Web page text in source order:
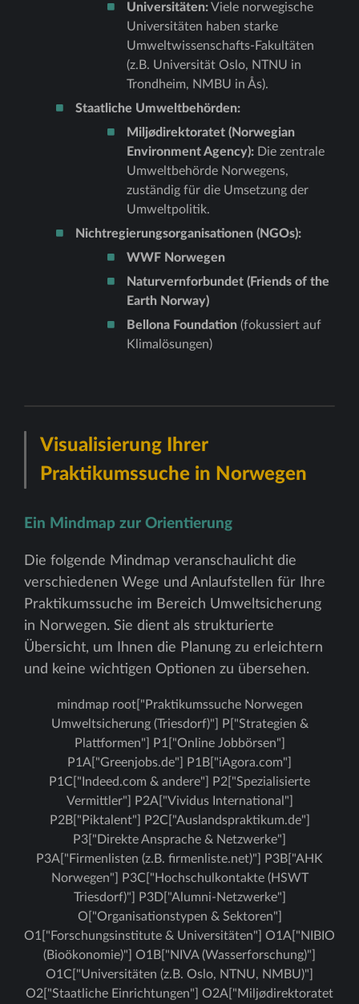
Universitäten:Viele norwegische
Universitäten haben starke
Umweltwissenschafts-Fakultäten
(z.B. Universität Oslo, NTNU in
Trondheim, NMBU in Ås).
Staatliche Umweltbehörden:
Miljødirektoratet (Norwegian
Environment Agency): Die zentrale
Umweltbehörde Norwegens,
zuständig für die Umsetzung der
Umweltpolitik.
Nichtregierungsorganisationen (NGOs):
WWF Norwegen
Naturvernforbundet (Friends of the
Earth Norway)
Bellona Foundation (fokussiert auf
Klimalösungen)
Visualisierung Ihrer
Praktikumssuche in Norwegen
Ein Mindmap zur Orientierung
Die folgende Mindmap veranschaulicht die
verschiedenen Wege und Anlaufstellen für Ihre
Praktikumssuche im Bereich Umweltsicherung
in Norwegen. Sie dient als strukturierte
Übersicht, um Ihnen die Planung zu erleichtern
und keine wichtigen Optionen zu übersehen.
mindmap root["Praktikumssuche Norwegen
Umweltsicherung (Triesdorf)"] P["Strategien &
Plattformen"] P1["Online Jobbörsen"]
P1A["Greenjobs.de"] P1B["iAgora.com"]
P1C["Indeed.com & andere"] P2["Spezialisierte
Vermittler"] P2A["Vividus International"]
P2B["Piktalent"] P2C["Auslandspraktikum.de"]
P3["Direkte Ansprache & Netzwerke"]
P3A["Firmenlisten (z.B. firmenliste.net)"] P3B["AHK
Norwegen"] P3C["Hochschulkontakte (HSWT
Triesdorf)"] P3D["Alumni-Netzwerke"]
O["Organisationstypen & Sektoren"]
O1["Forschungsinstitute & Universitäten"] O1A["NIBIO
(Bioökonomie)"] O1B["NIVA (Wasserforschung)"]
O1C["Universitäten (z.B. Oslo, NTNU, NMBU)"]
O2["Staatliche Einrichtungen"] O2A["Miljødirektoratet